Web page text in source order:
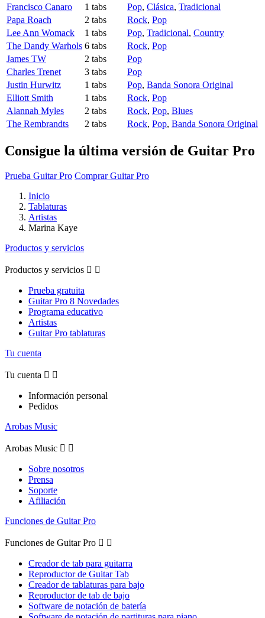
Francisco Canaro
1 tabs Pop, Clásica, Tradicional
Papa Roach
2 tabs Rock, Pop
Lee Ann Womack
1 tabs Pop, Tradicional, Country
The Dandy Warhols 6 tabs Rock, Pop
James TW
2 tabs
Pop
Charles Trenet
3 tabs
Pop
Justin Hurwitz
1 tabs Pop, Banda Sonora Original
Elliott Smith
1 tabs Rock, Pop
Alannah Myles
2 tabs Rock, Pop, Blues
The Rembrandts
2 tabs Rock, Pop, Banda Sonora Original
Consigue la última versión de Guitar Pro
Prueba Guitar Pro Comprar Guitar Pro
Inicio
Tablaturas
Artistas
Marina Kaye
Productos y servicios
Productos y servicios  
Prueba gratuita
Guitar Pro 8 Novedades
Programa educativo
Artistas
Guitar Pro tablaturas
Tu cuenta
Tu cuenta  
Información personal
Pedidos
Arobas Music
Arobas Music  
Sobre nosotros
Prensa
Soporte
Afiliación
Funciones de Guitar Pro
Funciones de Guitar Pro  
Creador de tab para guitarra
Reproductor de Guitar Tab
Creador de tablaturas para bajo
Reproductor de tab de bajo
Software de notación de batería